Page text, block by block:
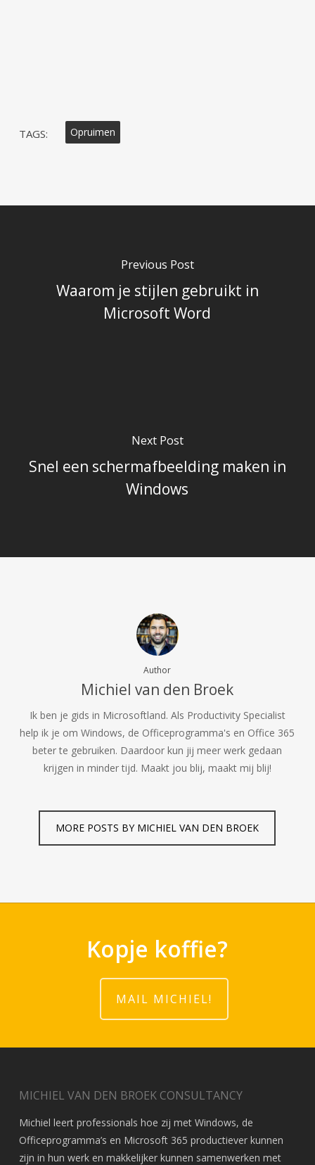
TAGS: Opruimen
Previous Post
Waarom je stijlen gebruikt in
Microsoft Word
Next Post
Snel een schermafbeelding maken in
Windows
Author
Michiel van den Broek
Ik ben je gids in Microsoftland. Als Productivity Specialist
help ik je om Windows, de Officeprogramma's en Office 365
beter te gebruiken. Daardoor kun jij meer werk gedaan
krijgen in minder tijd. Maakt jou blij, maakt mij blij!
MORE POSTS BY MICHIEL VAN DEN BROEK
Kopje koffie?
MAIL MICHIEL!
MICHIEL VAN DEN BROEK CONSULTANCY
Michiel leert professionals hoe zij met Windows, de
Officeprogramma’s en Microsoft 365 productiever kunnen
zijn in hun werk en makkelijker kunnen samenwerken met